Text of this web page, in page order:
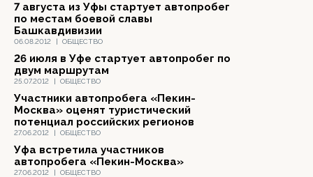
06.08.2012 | ОБЩЕСТВО
7 августа из Уфы стартует автопробег
по местам боевой славы
Башкавдивизии
25.07.2012 | ОБЩЕСТВО
26 июля в Уфе стартует автопробег по
двум маршрутам
27.06.2012 | ОБЩЕСТВО
Участники автопробега «Пекин-
Москва» оценят туристический
потенциал российских регионов
27.06.2012 | ОБЩЕСТВО
Уфа встретила участников
автопробега «Пекин-Москва»